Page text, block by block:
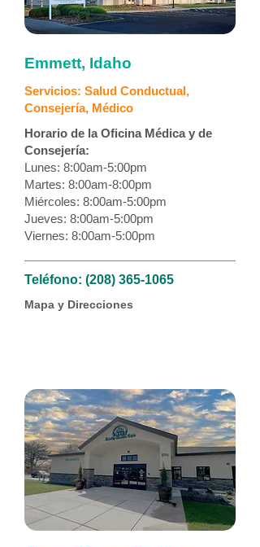
Emmett, Idaho
Servicios: Salud Conductual,
Consejería, Médico
Horario de la Oficina Médica y de
Consejería:
Lunes: 8:00am-5:00pm
Martes: 8:00am-8:00pm
Miércoles: 8:00am-5:00pm
Jueves: 8:00am-5:00pm
Viernes: 8:00am-5:00pm
Teléfono: (208) 365-1065
Mapa y Direcciones